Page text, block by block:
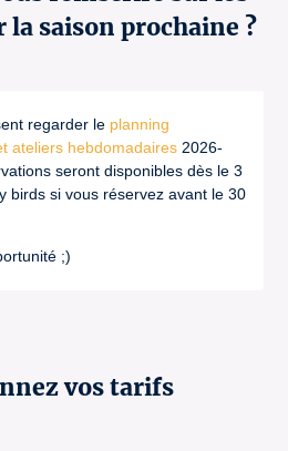
vos tarifs
la saison prochaine ?
regarder le planning
ateliers hebdomadaires 2026-
seront disponibles dès le 3
birds si vous réservez avant le 30
;)